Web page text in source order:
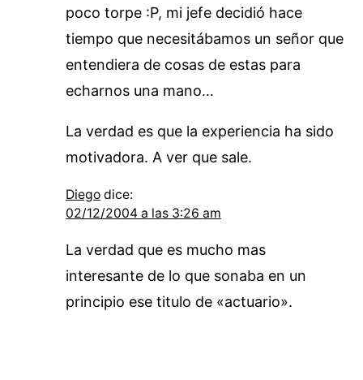
poco torpe :P, mi jefe decidió hace
tiempo que necesitábamos un señor que
entendiera de cosas de estas para
echarnos una mano…
La verdad es que la experiencia ha sido
motivadora. A ver que sale.
Diego dice:
02/12/2004 a las 3:26 am
La verdad que es mucho mas
interesante de lo que sonaba en un
principio ese titulo de «actuario».